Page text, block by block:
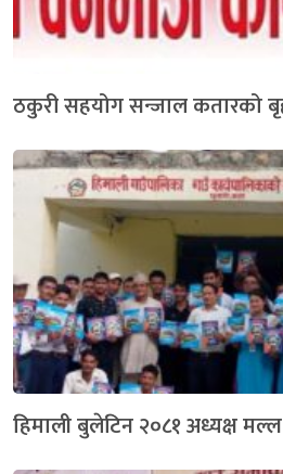
ठकुरी सहयोग सन्जाल कतारको
हिमाली बुलेटिन २०८१ अध्यक्ष मल्ल